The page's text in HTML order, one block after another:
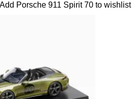
Add Porsche 911 Spirit 70 to wishlist